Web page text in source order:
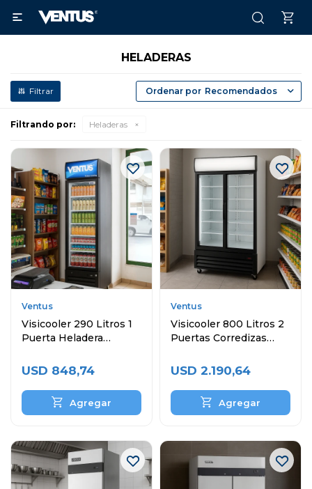

HELADERAS
Recomendados
Filtrando por: Heladeras
Ventus
Visicooler 290 Litros 1
Puerta Heladera
USD 848,74
Ventus
Visicooler 800 Litros 2
Puertas Corredizas
USD 2.190,64